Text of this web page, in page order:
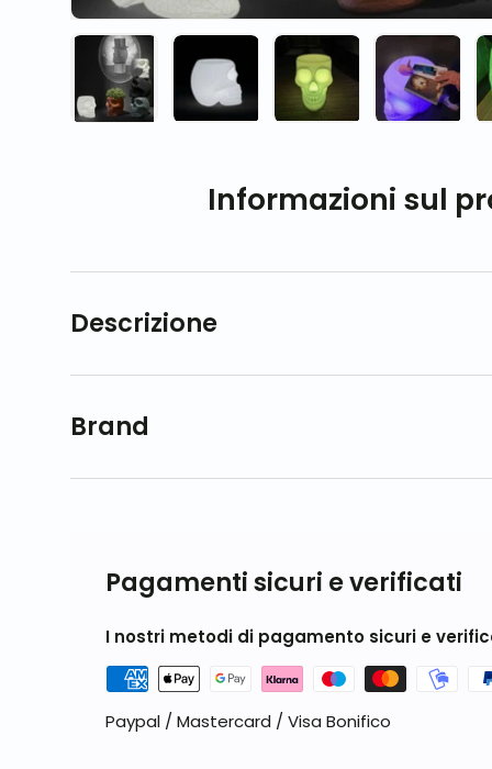
Informazioni sul
Descrizione
Brand
Pagamenti sicuri e verificati
I nostri metodi di pagamento sicuri e
Paypal / Mastercard / Visa Bonifico